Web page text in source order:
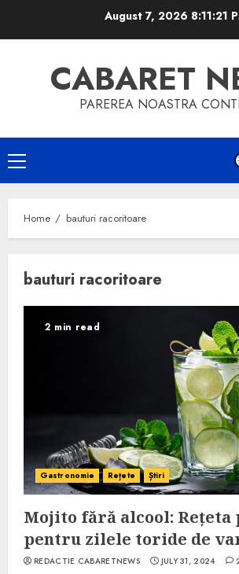
August 7, 2026 8:11:22
CABARET
PAREREA NOASTRA
Primary
Menu
Home bauturi racoritoare
bauturi racoritoare
2 min read
Gastronomie Rețete Știri
Mojito fără alcool: Rețeta
pentru zilele toride de
REDACTIE CABARETNEWS JULY 31, 2024